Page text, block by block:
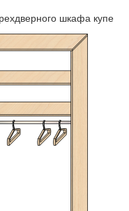
шкафа купе